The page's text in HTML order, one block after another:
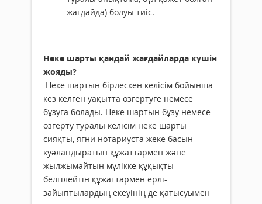
жағдайда) болуы тиіс.
Неке шарты қандай жағдайларда күшін
жояды?
Неке шартын бірлескен келісім бойынша
кез келген уақытта өзгертуге немесе
бұзуға болады. Неке шартын бұзу немесе
өзгерту туралы келісім неке шарты
сияқты, яғни нотариуста жеке басын
куәландыратын құжаттармен және
жылжымайтын мүлікке құқықты
белгілейтін құжаттармен ерлі-
зайыптылардың екеуінің де қатысуымен